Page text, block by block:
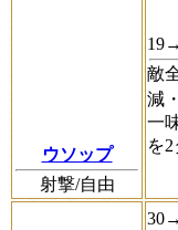
ウソップ
射撃/自由
敵
減
一
を